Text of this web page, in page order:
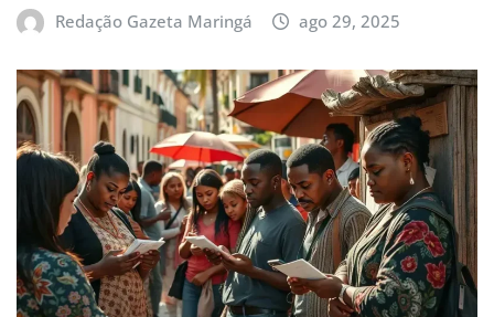
Redação Gazeta Maringá ago 29, 2025